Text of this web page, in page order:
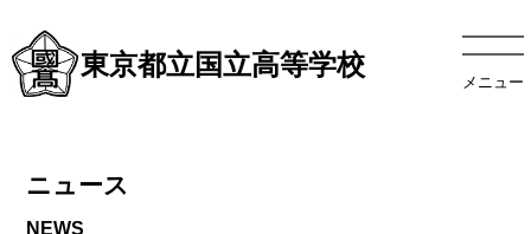
東京都立国立高等学校
メニュー
ニュース